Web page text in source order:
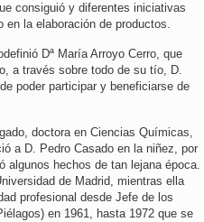
consiguió y diferentes iniciativas
en la elaboración de productos.
Dª María Arroyo Cerro, que
a través sobre todo de su tío, D.
poder participar y beneficiarse de
doctora en Ciencias Químicas,
a D. Pedro Casado en la niñez, por
algunos hechos de tan lejana época.
de Madrid, mientras ella
profesional desde Jefe de los
en 1961, hasta 1972 que se